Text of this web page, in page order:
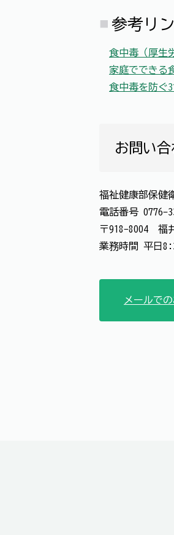
参考リ
食中毒（厚生
家庭でできる
食中毒を防ぐ
お問い
福祉健康部保健
電話番号 0776-
〒918-8004 福
業務時間 平日
メールで